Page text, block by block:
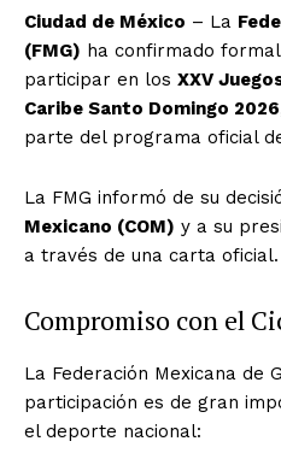
Ciudad de México – La
(FMG) ha confirmado
participar en los XXV
Caribe Santo Domingo 2026
parte del programa oficial
La FMG informó de su
Mexicano (COM) y a su
a través de una carta oficial.
Compromiso con el
La Federación Mexicana de
participación es de gran
el deporte nacional: